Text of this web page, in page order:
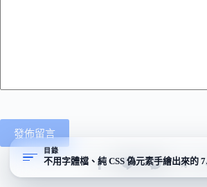
發佈留言
目錄
不用字體檔、純 CSS 偽元素手繪出來的